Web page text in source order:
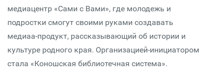
медиацентр «Сами с Вами», где молодежь и
подростки смогут своими руками создавать
медиаа-продукт, рассказывающий об истории и
культуре родного края. Организацией-инициатором
стала «Коношская библиотечная система».